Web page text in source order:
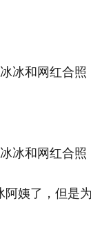
姨了，但是